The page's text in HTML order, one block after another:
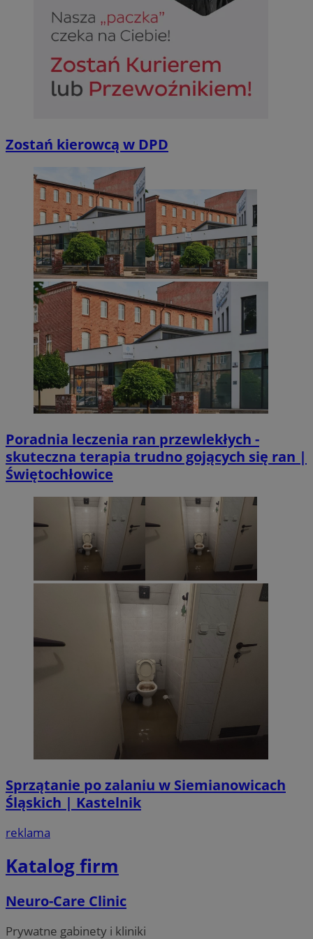
Zostań kierowcą w DPD
Poradnia leczenia ran przewlekłych -
skuteczna terapia trudno gojących się ran |
Świętochłowice
Sprzątanie po zalaniu w Siemianowicach
Śląskich | Kastelnik
reklama
Katalog firm
Neuro-Care Clinic
Prywatne gabinety i kliniki